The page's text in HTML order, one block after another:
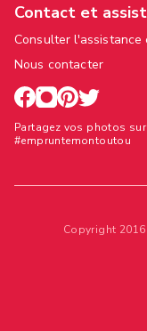
Contact et
Consulter l'assistance
Nous contacter
Partagez vos photos
#empruntemontoutou
Copyright